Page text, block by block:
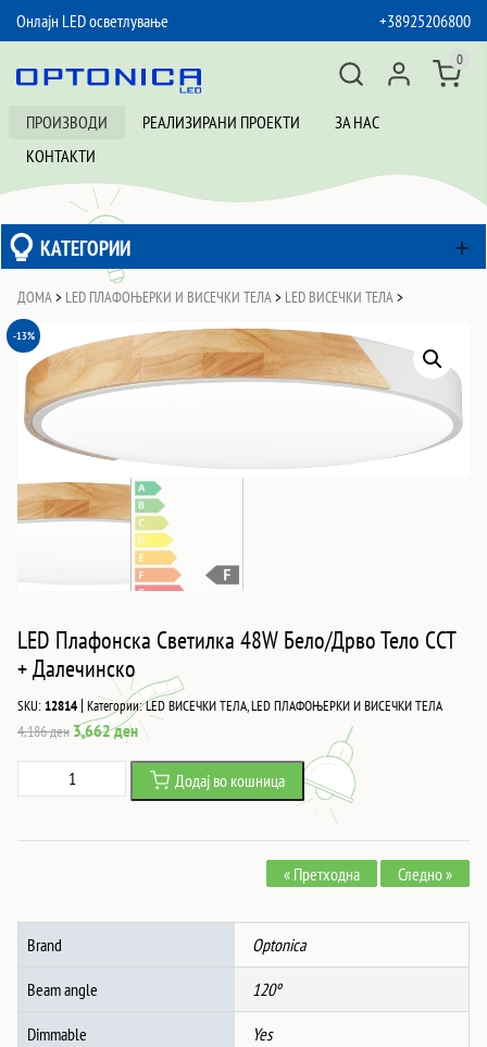
Онлајн LED осветлување
+38925206800
ПРОИЗВОДИ РЕАЛИЗИРАНИ ПРОЕКТИ
ЗА НАС
КОНТАКТИ
0
КАТЕГОРИИ
ДОМА > LED ПЛАФОЊЕРКИ И ВИСЕЧКИ ТЕЛА > LED ВИСЕЧКИ ТЕЛА >
-13%
LED Плафонска Светилка 48W Бело/Дрво Тело CCT
+ Далечинско
SKU:12814 | Категории:LED ВИСЕЧКИ ТЕЛА,LED ПЛАФОЊЕРКИ И ВИСЕЧКИ ТЕЛА
4,186ден Original
was:
4,186 ден.
3,662денCurrent
3,662 ден.
Плафонска
Тело
CCT
количина
Додај во кошница
« Претходна Следно »
Brand Optonica
Beam angle 120º
Dimmable Yes